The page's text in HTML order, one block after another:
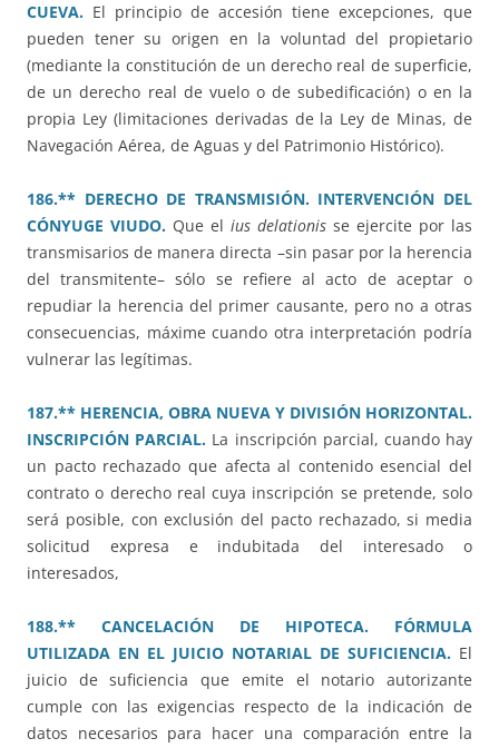
CUEVA. El principio de accesión tiene excepciones, que
pueden tener su origen en la voluntad del propietario
(mediante la constitución de un derecho real de superficie,
de un derecho real de vuelo o de subedificación) o en la
propia Ley (limitaciones derivadas de la Ley de Minas, de
Navegación Aérea, de Aguas y del Patrimonio Histórico).
186.** DERECHO DE TRANSMISIÓN. INTERVENCIÓN DEL
CÓNYUGE VIUDO. Que el ius delationis se ejercite por las
transmisarios de manera directa –sin pasar por la herencia
del transmitente– sólo se refiere al acto de aceptar o
repudiar la herencia del primer causante, pero no a otras
consecuencias, máxime cuando otra interpretación podría
vulnerar las legítimas.
187.** HERENCIA, OBRA NUEVA Y DIVISIÓN HORIZONTAL.
INSCRIPCIÓN PARCIAL. La inscripción parcial, cuando hay
un pacto rechazado que afecta al contenido esencial del
contrato o derecho real cuya inscripción se pretende, solo
será posible, con exclusión del pacto rechazado, si media
solicitud expresa e indubitada del interesado o
interesados,
188.** CANCELACIÓN DE HIPOTECA. FÓRMULA
UTILIZADA EN EL JUICIO NOTARIAL DE SUFICIENCIA. El
juicio de suficiencia que emite el notario autorizante
cumple con las exigencias respecto de la indicación de
datos necesarios para hacer una comparación entre la